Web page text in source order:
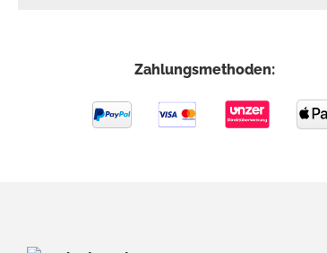
Zahlungsmethoden: